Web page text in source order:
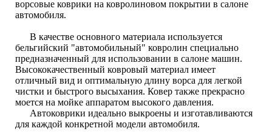
ворсовые коврики на ковролиновом покрытии в салоне
автомобиля.
В качестве основного материала используется
бельгийский "автомобильный" ковролин специально
предназначенный для использовании в салоне машин.
Высококачественный ковровый материал имеет
отличный вид и оптимальную длину ворса для легкой
чистки и быстрого высыхания. Ковер также прекрасно
моется на мойке аппаратом высокого давления.
Автоковрики идеально выкроены и изготавливаются
для каждой конкретной модели автомобиля.